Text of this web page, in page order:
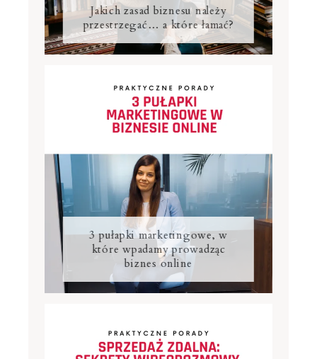
Jakich zasad biznesu należy
przestrzegać… a które łamać?
3 pułapki marketingowe, w
które wpadamy prowadząc
biznes online